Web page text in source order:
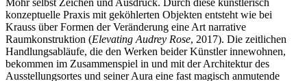
konzeptuelle Praxis mit geköhlerten Objekten entsteht wie bei
Krauss über Formen der Veränderung eine Art narrative
Raumkonstruktion (Elevating Audrey Rose, 2017). Die zeitlichen
Handlungsabläufe, die den Werken beider Künstler innewohnen,
bekommen im Zusammenspiel in und mit der Architektur des
Ausstellungsortes und seiner Aura eine fast magisch anmutende